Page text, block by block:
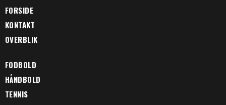
FORSIDE
KONTAKT
OVERBLIK
FODBOLD
HÅNDBOLD
TENNIS